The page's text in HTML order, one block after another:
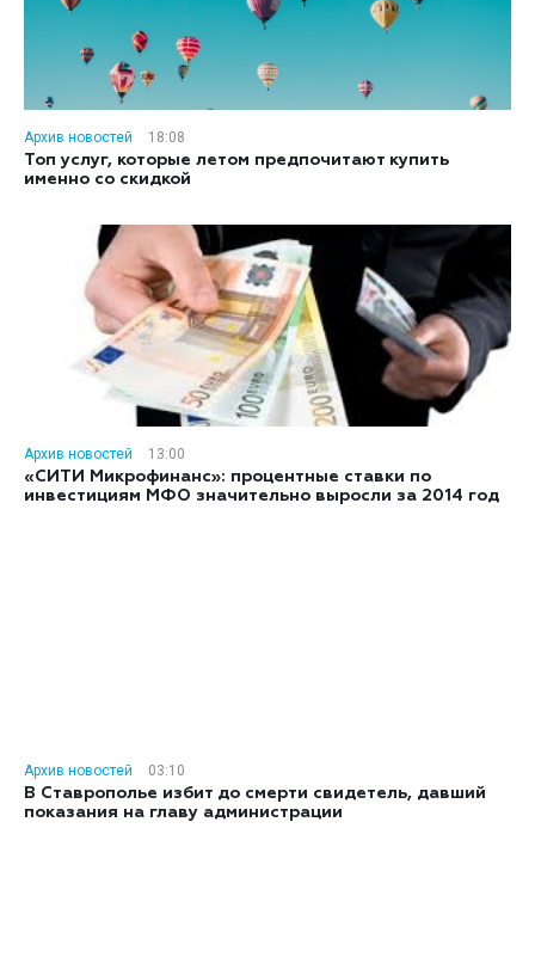
Архив новостей
18:08
Топ услуг, которые летом предпочитают купить
именно со скидкой
Архив новостей
13:00
«СИТИ Микрофинанс»: процентные ставки по
инвестициям МФО значительно выросли за 2014 год
Архив новостей
03:10
В Ставрополье избит до смерти свидетель, давший
показания на главу администрации